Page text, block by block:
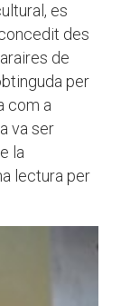
es
des
de
per
com a
va ser
la
lectura per